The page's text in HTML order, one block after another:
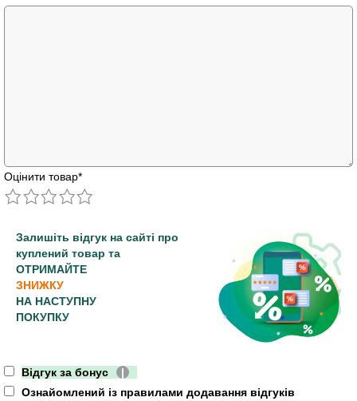
Оцінити товар*
Залишіть відгук на сайті про
куплений товар та
ОТРИМАЙТЕ
ЗНИЖКУ
НА НАСТУПНУ
ПОКУПКУ
Відгук за бонус
|
Ознайомлений із правилами додавання відгуків